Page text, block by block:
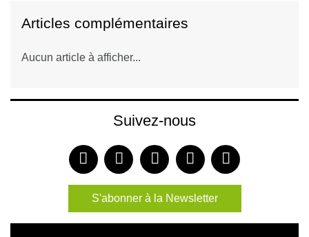
Articles complémentaires
Aucun article à afficher...
Suivez-nous
S'abonner à la Newsletter